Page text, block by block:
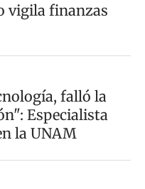
vigila finanzas
falló la
Especialista
la UNAM